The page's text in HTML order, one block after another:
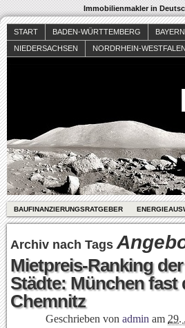
Immobilienmakler in
START BADEN-WÜRTTEMBERG BAYERN
NIEDERSACHSEN
NORDRHEIN-WESTFALEN
BAUFINANZIERUNGSRATGEBER
Archiv nach Tags
Mietpreis-Ranking
Städte: München fast
Chemnitz
Geschrieben von admin am 29.